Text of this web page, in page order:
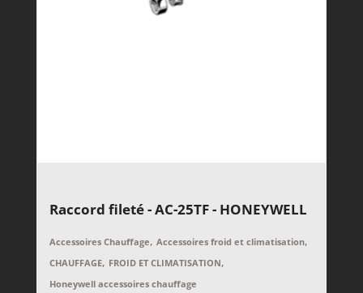
Raccord fileté - AC-25TF - HONEYWELL
Accessoires Chauffage, Accessoires froid et climatisation,
CHAUFFAGE, FROID ET CLIMATISATION,
Honeywell accessoires chauffage